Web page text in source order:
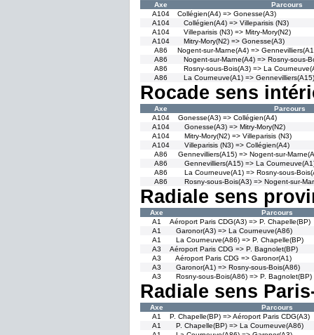
Axe
Parcours
A104
Collégien(A4) => Gonesse(A3)
A104
Collégien(A4) => Villeparisis (N3)
A104
Villeparisis (N3) => Mitry-Mory(N2)
A104
Mitry-Mory(N2) => Gonesse(A3)
A86
Nogent-sur-Marne(A4) =>
A86
Nogent-sur-Marne(A4) => Rosny-sous-
A86
Rosny-sous-Bois(A3) => La
A86
La Courneuve(A1) => Gennevilliers(A15)
Rocade sens
Axe
Parcours
A104
Gonesse(A3) => Collégien(A4)
A104
Gonesse(A3) => Mitry-Mory(N2)
A104
Mitry-Mory(N2) => Villeparisis (N3)
A104
Villeparisis (N3) => Collégien(A4)
A86
Gennevilliers(A15) => Nogent-sur-
A86
Gennevilliers(A15) => La
A86
La Courneuve(A1) => Rosny-sous-
A86
Rosny-sous-Bois(A3) => Nogent-sur-
Radiale sens
Axe
Parcours
A1
Aéroport Paris CDG(A3) => P. Chapelle(BP)
A1
Garonor(A3) => La Courneuve(A86)
A1
La Courneuve(A86) => P. Chapelle(BP)
A3
Aéroport Paris CDG => P. Bagnolet(BP)
A3
Aéroport Paris CDG => Garonor(A1)
A3
Garonor(A1) => Rosny-sous-Bois(A86)
A3
Rosny-sous-Bois(A86) => P. Bagnolet(BP)
Radiale sens
Axe
Parcours
A1
P. Chapelle(BP) => Aéroport Paris CDG(A3)
A1
P. Chapelle(BP) => La Courneuve(A86)